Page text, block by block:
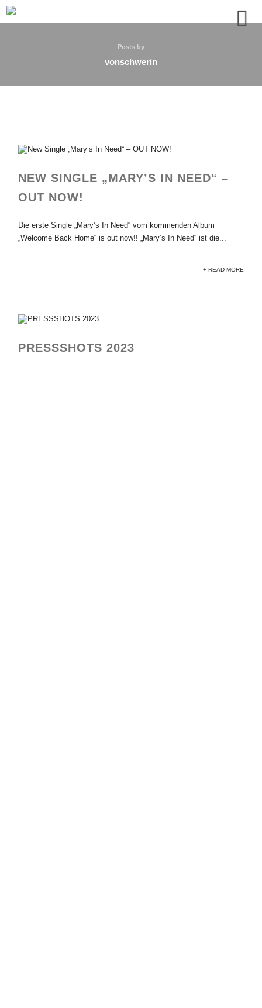
Posts by
vonschwerin
NEW SINGLE „MARY’S IN NEED“ –
OUT NOW!
Die erste Single „Mary’s In Need“ vom kommenden Album
„Welcome Back Home“ is out now!! „Mary’s In Need“ ist die...
+ READ MORE
PRESSSHOTS 2023